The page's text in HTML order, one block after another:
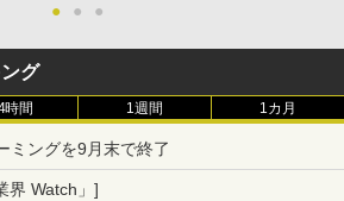
● ● ●
グ
時間 1週間 1カ月
ミングを9月末で終了
界 Watch」]